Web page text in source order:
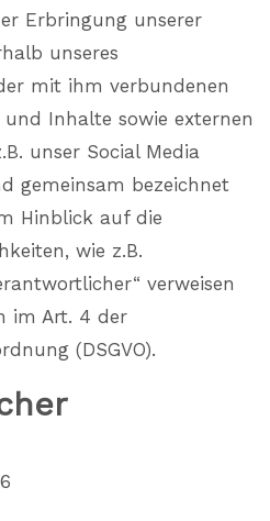
Erbringung unserer
unseres
mit ihm verbundenen
Inhalte sowie externen
unser Social Media
gemeinsam bezeichnet
Hinblick auf die
wie z.B.
verweisen
im Art. 4 der
(DSGVO).